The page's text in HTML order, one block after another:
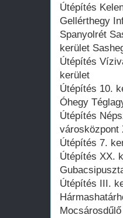
Útépítés
Gellérthegy
Spanyolrét
kerület
Útépítés
kerület
Útépítés 10.
Óhegy
Útépítés
városközpont
Útépítés 7.
Útépítés XX.
Útépítés III.